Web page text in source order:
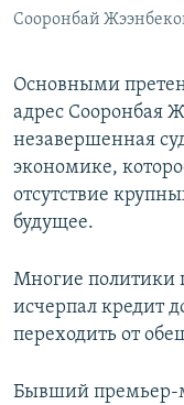
Сооронбай
Основными
адрес Сооронбая
незавершенная
экономике,
отсутствие
будущее.
Многие политики
исчерпал кредит
переходить от
Бывший премьер-